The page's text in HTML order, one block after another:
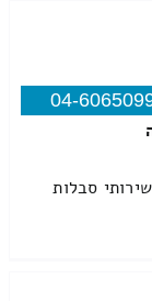
04-
סבלות